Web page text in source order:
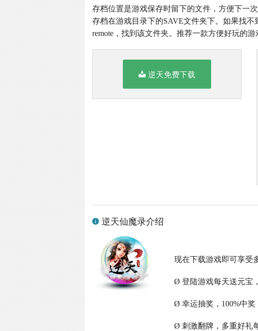
存档位置是游戏保存时留下的文件，方便下一
存档在游戏目录下的SAVE文件夹下。如果找不
remote，找到该文件夹。推荐一款方便好玩的
逆天免费下载
逆天仙魔录介绍
现在下载游戏即可享受
Ø 登陆游戏每天送元宝
Ø 幸运抽奖，100%中奖
Ø 刺激翻牌，多重好礼